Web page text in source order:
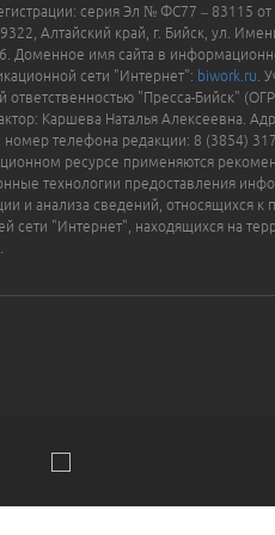
серия Эл № ФС77 – 83115 от
Алтайский край, г. Бийск, ул.
Доменное имя сайта в
сети "Интернет": biwork.ru .
ответственностью "Пресса-Бийск"
Каршева Наталья Алексеевна.
, номер телефона редакции: 8 (3854)
ресурсе применяются
технологии предоставления
и анализа сведений, относящихся к
сети "Интернет", находящихся на